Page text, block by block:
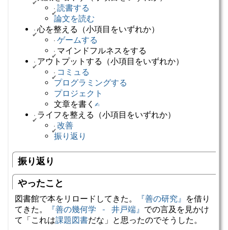
読書する
論文を読む
心を整える（小項目をいずれか）
ゲームする
マインドフルネスをする
アウトプットする（小項目をいずれか）
コミュる
プログラミングする
プロジェクト
文章を書く ✍️
ライフを整える（小項目をいずれか）
改善
振り返り
振り返り
やったこと
図書館で本をリロードしてきた。 『善の研究』 を借り
てきた。
『善の幾何学 - 井戸端』 での言及を見かけ
て「これは課題図書だな」と思ったのでそうした。